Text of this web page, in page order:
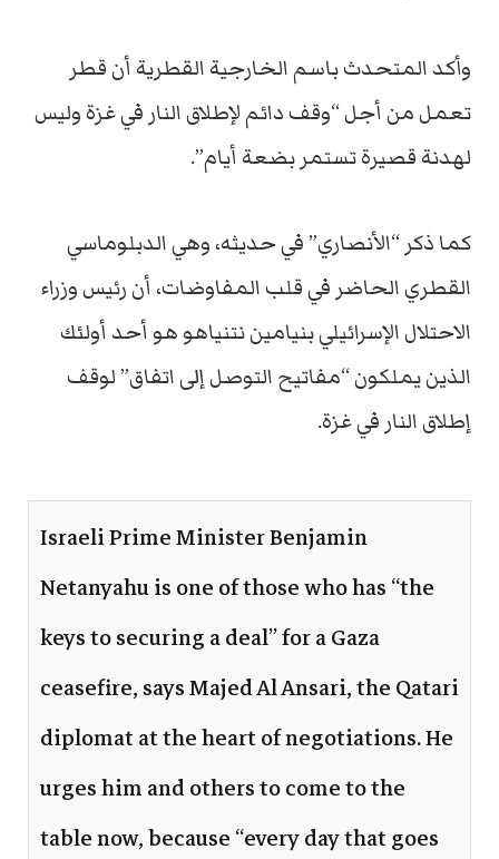
وأكد المتحدث باسم الخارجية القطرية أن قطر
تعمل من أجل “وقف دائم لإطلاق النار في غزة وليس
لهدنة قصيرة تستمر بضعة أيام”.
كما ذكر “الأنصاري” في حديثه، وهي الدبلوماسي
القطري الحاضر في قلب المفاوضات، أن رئيس وزراء
الاحتلال الإسرائيلي بنيامين نتنياهو هو أحد أولئك
الذين يملكون “مفاتيح التوصل إلى اتفاق” لوقف
إطلاق النار في غزة.
Israeli Prime Minister Benjamin
Netanyahu is one of those who has “the
keys to securing a deal” for a Gaza
ceasefire, says Majed Al Ansari, the Qatari
diplomat at the heart of negotiations. He
urges him and others to come to the
table now, because “every day that goes